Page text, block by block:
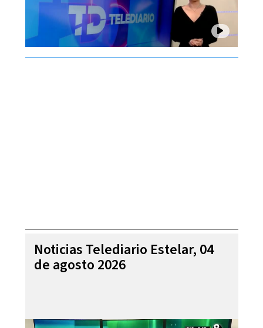
Noticias Telediario Estelar, 04
de agosto 2026